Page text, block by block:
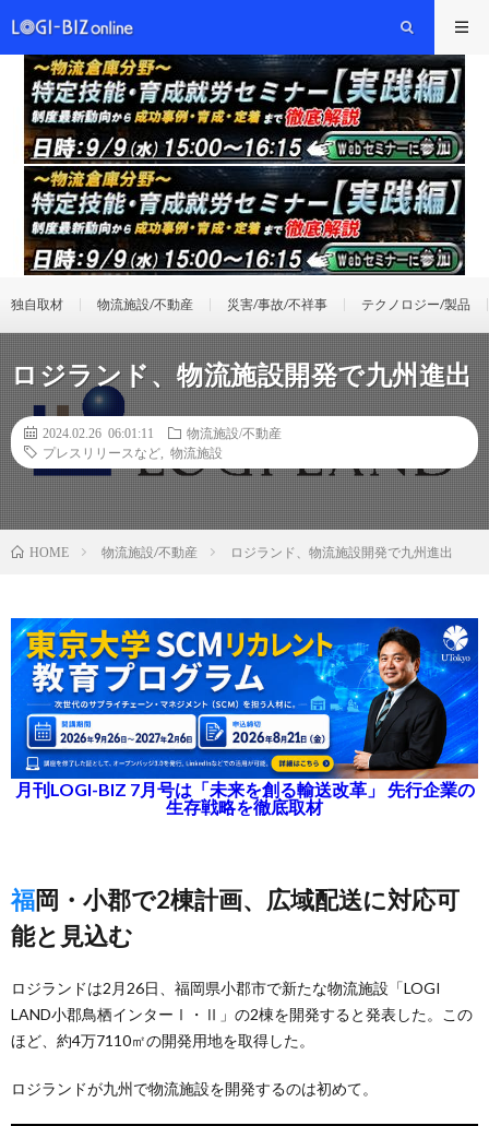
独自取材 物流施設/不動産 災害/事故/不祥事 テクノロジー/製品
ロジランド、物流施設開発で九州進出
2024.02.26 06:01:11
物流施設/不動産
プレスリリースなど
物流施設
HOME 物流施設/不動産 ロジランド、物流施設開発で九州進出
月刊LOGI-BIZ 7月号は「未来を創る輸送改革」 先行企業の
生存戦略を徹底取材
福岡・小郡で2棟計画、広域配送に対応可
能と見込む
ロジランドは2月26日、福岡県小郡市で新たな物流施設「LOGI
LAND小郡鳥栖インターⅠ・Ⅱ」の2棟を開発すると発表した。この
ほど、約4万7110㎡の開発用地を取得した。
ロジランドが九州で物流施設を開発するのは初めて。